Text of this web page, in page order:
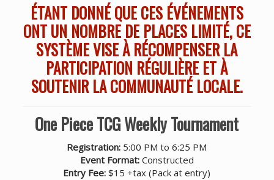
ÉTANT DONNÉ QUE CES ÉVÉNEMENTS
ONT UN NOMBRE DE PLACES LIMITÉ, CE
SYSTÈME VISE À RÉCOMPENSER LA
PARTICIPATION RÉGULIÈRE ET À
SOUTENIR LA COMMUNAUTÉ LOCALE.
One Piece TCG Weekly Tournament
Registration: 5:00 PM to 6:25 PM
Event Format:Constructed
Entry Fee: $15 +tax (Pack at entry)